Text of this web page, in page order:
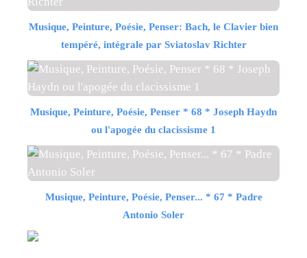
Musique, Peinture, Poésie, Penser: Bach, le Clavier bien
tempéré, intégrale par Sviatoslav Richter
Musique, Peinture, Poésie, Penser * 68 * Joseph Haydn
ou l'apogée du clacissisme 1
Musique, Peinture, Poésie, Penser... * 67 * Padre
Antonio Soler